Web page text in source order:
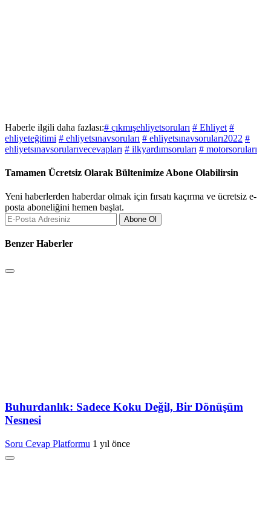
Haberle ilgili daha fazlası:# çıkmışehliyetsoruları # Ehliyet #
ehliyeteğitimi # ehliyetsınavsoruları # ehliyetsınavsoruları2022 #
ehliyetsınavsorularıvecevapları # ilkyardımsoruları # motorsoruları
Tamamen Ücretsiz Olarak Bültenimize Abone Olabilirsin
Yeni haberlerden haberdar olmak için fırsatı kaçırma ve ücretsiz e-
posta aboneliğini hemen başlat.
Abone Ol
Benzer Haberler
Buhurdanlık: Sadece Koku Değil, Bir Dönüşüm
Nesnesi
Soru Cevap Platformu 1 yıl önce